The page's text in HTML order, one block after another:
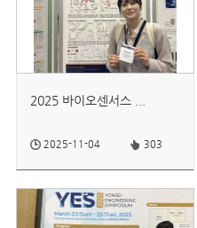
2025 바이오센서스 ...
2025-11-04 303